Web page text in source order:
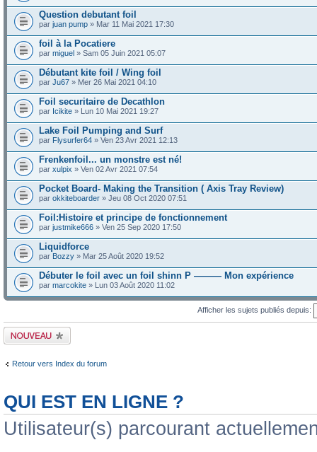
Question debutant foil
par juan pump » Mar 11 Mai 2021 17:30
foil à la Pocatiere
par miguel » Sam 05 Juin 2021 05:07
Débutant kite foil / Wing foil
par Ju67 » Mer 26 Mai 2021 04:10
Foil securitaire de Decathlon
par Icikite » Lun 10 Mai 2021 19:27
Lake Foil Pumping and Surf
par Flysurfer64 » Ven 23 Avr 2021 12:13
Frenkenfoil... un monstre est né!
par xulpix » Ven 02 Avr 2021 07:54
Pocket Board- Making the Transition ( Axis Tray Review)
par okkiteboarder » Jeu 08 Oct 2020 07:51
Foil:Histoire et principe de fonctionnement
par justmike666 » Ven 25 Sep 2020 17:50
Liquidforce
par Bozzy » Mar 25 Août 2020 19:52
Débuter le foil avec un foil shinn P ——— Mon expérience
par marcokite » Lun 03 Août 2020 11:02
Afficher les sujets publiés depuis:
Publier un nouveau
sujet
Retour vers Index du forum
QUI EST EN LIGNE ?
Utilisateur(s) parcourant